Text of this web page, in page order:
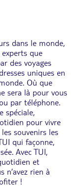
dans le monde,
experts que
des voyages
uniques en
Où que
sera là pour vous
par téléphone.
spéciale,
pour vivre
souvenirs les
qui façonne,
Avec TUI,
et
n’avez rien à
!